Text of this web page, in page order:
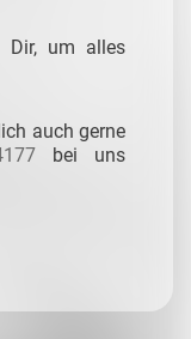
Dir, um alles
auch gerne
bei uns